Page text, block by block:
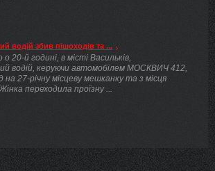
водій збив пішоходів та ...
20-й годині, в місті Васильків,
водій, керуючи автомобілем МОСКВИЧ 412,
на 27-річну місцеву мешканку та з місця
переходила проїзну ...